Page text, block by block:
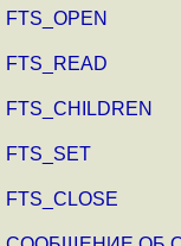
FTS_OPEN
FTS_READ
FTS_CHILDREN
FTS_SET
FTS_CLOSE